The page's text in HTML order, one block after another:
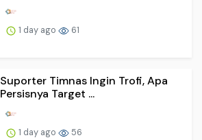
1 day ago 61
Suporter Timnas Ingin Trofi, Apa
Persisnya Target ...
1 day ago 56